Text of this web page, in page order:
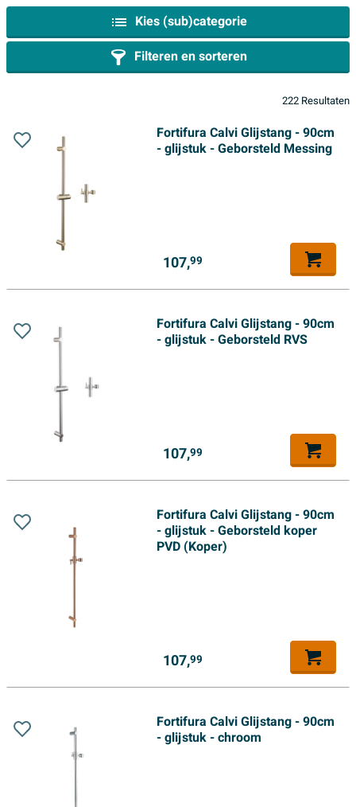
Kies (sub)categorie
Filteren en sorteren
222 Resultaten
Fortifura Calvi Glijstang - 90cm
- glijstuk - Geborsteld Messing
107,99
Fortifura Calvi Glijstang - 90cm
- glijstuk - Geborsteld RVS
107,99
Fortifura Calvi Glijstang - 90cm
- glijstuk - Geborsteld koper
PVD (Koper)
107,99
Fortifura Calvi Glijstang - 90cm
- glijstuk - chroom